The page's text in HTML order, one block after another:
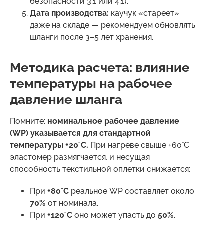
Дата производства: каучук «стареет»
даже на складе — рекомендуем обновлять
шланги после 3–5 лет хранения.
Методика расчета: влияние
температуры на рабочее
давление шланга
Помните: номинальное рабочее давление
(WP) указывается для стандартной
температуры +20°C. При нагреве свыше +60°C
эластомер размягчается, и несущая
способность текстильной оплетки снижается:
При +80°C реальное WP составляет около
70% от номинала.
При +120°C оно может упасть до 50%.